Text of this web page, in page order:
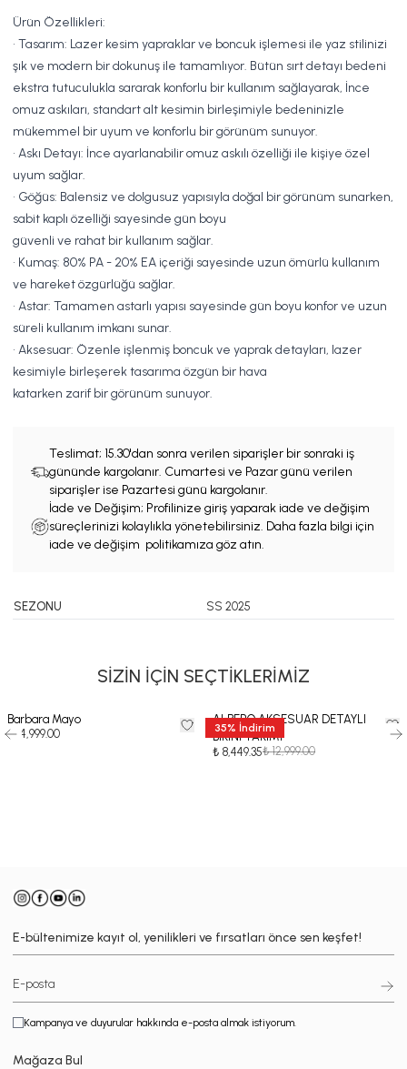
Ürün Özellikleri:
• Tasarım: Lazer kesim yapraklar ve boncuk işlemesi ile yaz stilinizi
şık ve modern bir dokunuş ile tamamlıyor. Bütün sırt detayı bedeni
ekstra tutuculukla sararak konforlu bir kullanım sağlayarak, İnce
omuz askıları, standart alt kesimin birleşimiyle bedeninizle
mükemmel bir uyum ve konforlu bir görünüm sunuyor.
• Askı Detayı: İnce ayarlanabilir omuz askılı özelliği ile kişiye özel
uyum sağlar.
• Göğüs: Balensiz ve dolgusuz yapısıyla doğal bir görünüm sunarken,
sabit kaplı özelliği sayesinde gün boyu
güvenli ve rahat bir kullanım sağlar.
• Kumaş: 80% PA - 20% EA içeriği sayesinde uzun ömürlü kullanım
ve hareket özgürlüğü sağlar.
• Astar: Tamamen astarlı yapısı sayesinde gün boyu konfor ve uzun
süreli kullanım imkanı sunar.
• Aksesuar: Özenle işlenmiş boncuk ve yaprak detayları, lazer
kesimiyle birleşerek tasarıma özgün bir hava
katarken zarif bir görünüm sunuyor.
Teslimat; 15.30'dan sonra verilen siparişler bir sonraki iş
gününde kargolanır. Cumartesi ve Pazar günü verilen
siparişler ise Pazartesi günü kargolanır.
İade ve Değişim; Profilinize giriş yaparak iade ve değişim
süreçlerinizi kolaylıkla yönetebilirsiniz. Daha fazla bilgi için
iade ve değişim politikamıza göz atın.
SEZONU SS 2025
SİZİN İÇİN SEÇTİKLERİMİZ
Barbara Mayo
₺ 14,999.00
35% İndirim
ALBERO AKSESUAR DETAYLI
BİKİNİ TAKIMI
₺ 8,449.35₺ 12,999.00
E-bültenimize kayıt ol, yenilikleri ve fırsatları önce sen keşfet!
Kampanya ve duyurular hakkında e-posta almak istiyorum.
Mağaza Bul